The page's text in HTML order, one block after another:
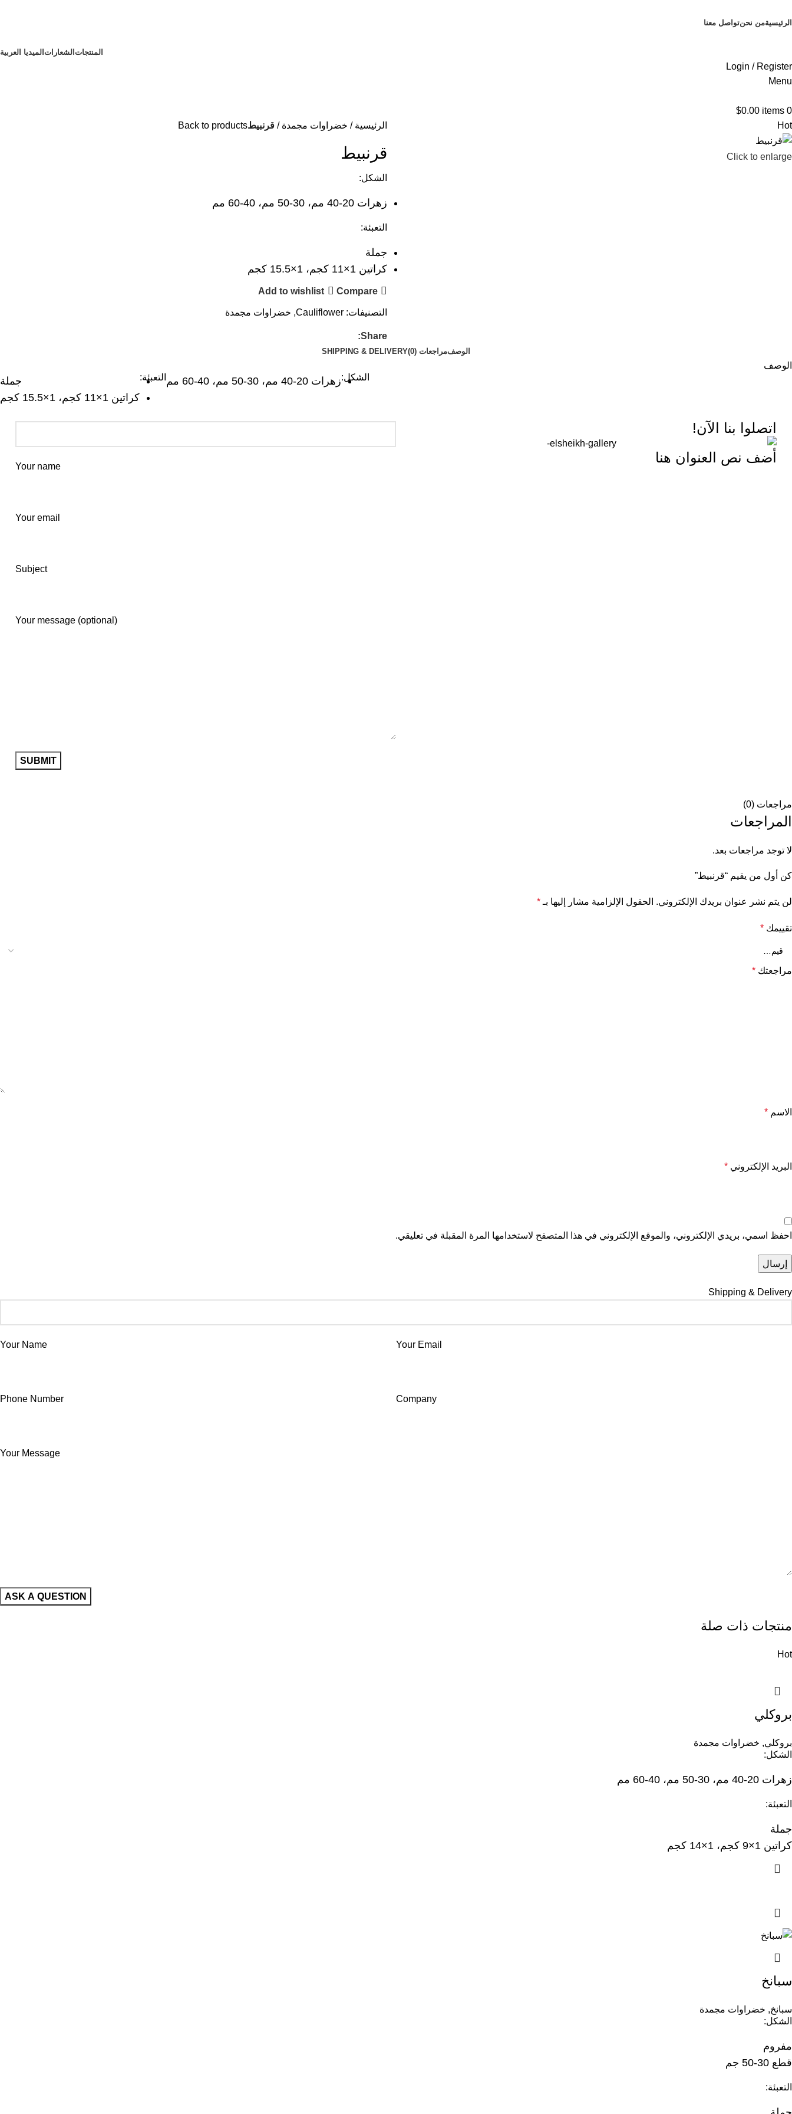
الرئيسيةمن نحنتواصل معنا
المنتجات الشعارات الميديا العربية
Login / Register
Menu
0
items
$0.00
Hot
Click to enlarge
الرئيسية خضراوات مجمدة قرنبيطBack to products
قرنبيط
الشكل:
زهرات 20-40 مم، 30-50 مم، 40-60 مم
التعبئة:
جملة
كراتين 1×11 كجم، 1×15.5 كجم
Compare
Add to wishlist
التصنيفات: Cauliflower
, خضراوات مجمدة
Share:
الوصفمراجعات (0) SHIPPING & DELIVERY
الوصف
الشكل:زهرات 20-40 مم، 30-50 مم، 40-60 مم التعبئة:
جملة
كراتين 1×11 كجم، 1×15.5 كجم
اتصلوا بنا الآن!
أضف نص العنوان هنا
Your name
Your email
Subject
Your message (optional)
مراجعات (0)
المراجعات
لا توجد مراجعات بعد.
كن أول من يقيم “قرنبيط”
لن يتم نشر عنوان بريدك الإلكتروني. الحقول الإلزامية مشار إليها بـ *
تقييمك *
مراجعتك *
الاسم *
البريد الإلكتروني *
احفظ اسمي، بريدي الإلكتروني، والموقع الإلكتروني في هذا المتصفح لاستخدامها المرة المقبلة في تعليقي.
Shipping & Delivery
Your Name Your Email
Phone Number Company
Your Message
منتجات ذات صلة
Hot
بروكلي
بروكلي, خضراوات مجمدة
الشكل:
زهرات 20-40 مم، 30-50 مم، 40-60 مم
التعبئة:
جملة
كراتين 1×9 كجم، 1×14 كجم
سبانخ
سبانخ, خضراوات مجمدة
الشكل:
مفروم
قطع 30-50 جم
التعبئة: